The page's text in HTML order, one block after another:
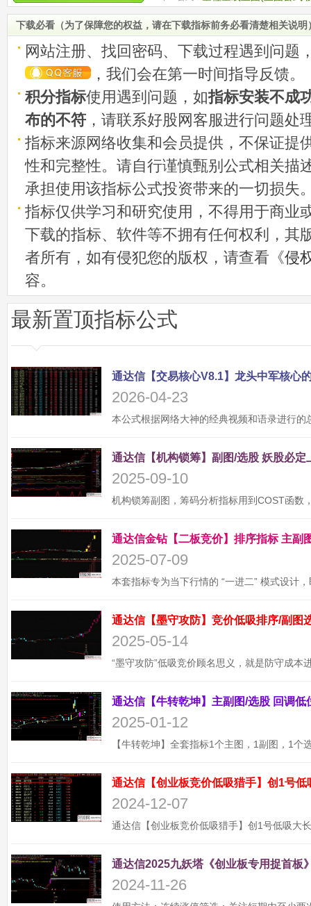
下载必看（为了保障您的权益，请在下载指标前务必看清楚相关说明
网站注册、找回密码、下载过程遇到问题
，我们会在第一时间指导反馈。
积分指标使用遇到问题，如指标安装不成
布的不符 ，请联系好股网客服进行问题处
指标来源网络收集和会员提供，不保证提
性和完整性。请自行谨慎甄别公式相关描
承担使用该指标公式投资带来的一切损失
指标仅供学习和研究使用，不得用于商业
下载的指标、软件等不拥有任何权利，其
者所有，如有侵犯您的版权，请查看《侵
容。
最新置顶指标公式
2026-04-23
2025-09-10
2025-07-09
2025-05-14
2025-01-12
通达信【创业板竞价低吸猎手】创1号
2024-12-07
通达信2025九妖塔《创业板专用捉首板
2024-11-26